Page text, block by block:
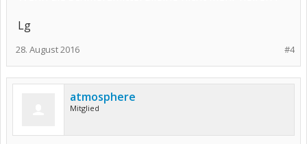
Lg
#4
28. August 2016
atmosphere
Mitglied